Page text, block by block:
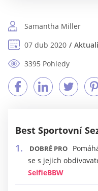
Samantha Miller
07 dub 2020
3395 Pohledy
Best Sportovní
DOBRÉ PRO
se s jejich
SelfieBBW